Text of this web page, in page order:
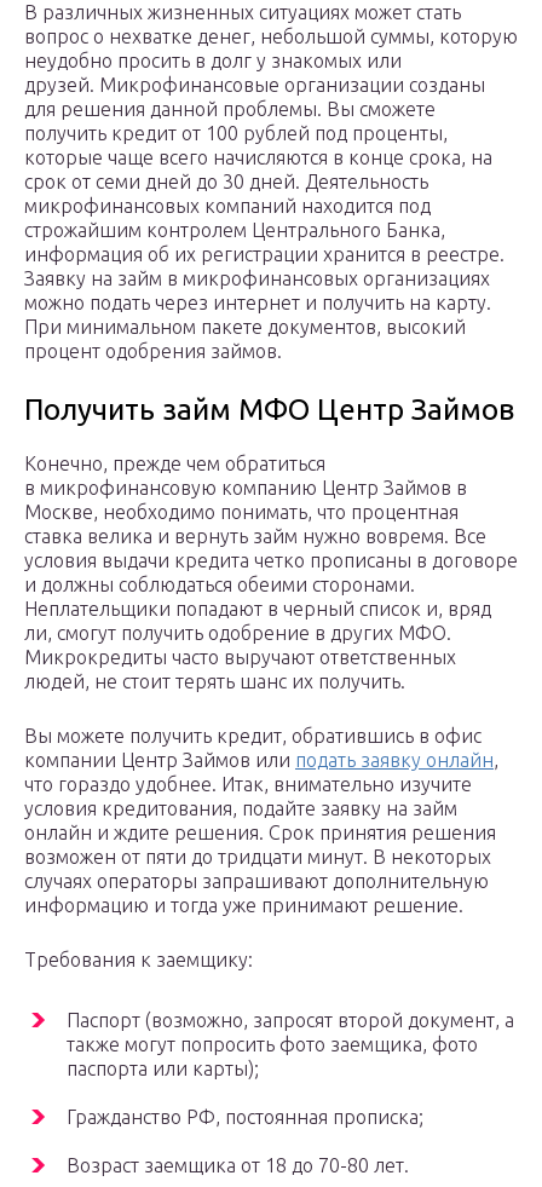
В различных жизненных ситуациях может стать
вопрос о нехватке денег, небольшой суммы, которую
неудобно просить в долг у знакомых или
друзей. Микрофинансовые организации созданы
для решения данной проблемы. Вы сможете
получить кредит от 100 рублей под проценты,
которые чаще всего начисляются в конце срока, на
срок от семи дней до 30 дней. Деятельность
микрофинансовых компаний находится под
строжайшим контролем Центрального Банка,
информация об их регистрации хранится в реестре.
Заявку на займ в микрофинансовых организациях
можно подать через интернет и получить на карту.
При минимальном пакете документов, высокий
процент одобрения займов.
Получить займ МФО Центр Займов
Конечно, прежде чем обратиться
в микрофинансовую компанию Центр Займов в
Москве, необходимо понимать, что процентная
ставка велика и вернуть займ нужно вовремя. Все
условия выдачи кредита четко прописаны в договоре
и должны соблюдаться обеими сторонами.
Неплательщики попадают в черный список и, вряд
ли, смогут получить одобрение в других МФО.
Микрокредиты часто выручают ответственных
людей, не стоит терять шанс их получить.
Вы можете получить кредит, обратившись в офис
компании Центр Займов или подать заявку онлайн,
что гораздо удобнее. Итак, внимательно изучите
условия кредитования, подайте заявку на займ
онлайн и ждите решения. Срок принятия решения
возможен от пяти до тридцати минут. В некоторых
случаях операторы запрашивают дополнительную
информацию и тогда уже принимают решение.
Требования к заемщику:
Паспорт (возможно, запросят второй документ, а
также могут попросить фото заемщика, фото
паспорта или карты);
Гражданство РФ, постоянная прописка;
Возраст заемщика от 18 до 70-80 лет.